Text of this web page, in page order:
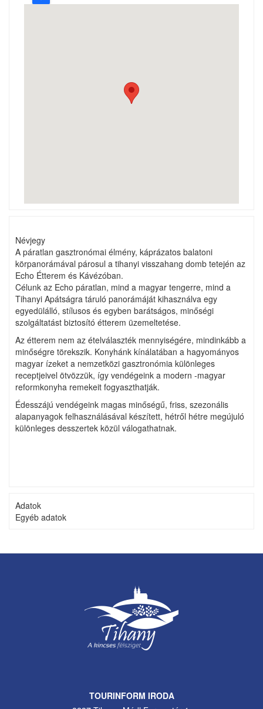
Névjegy
A páratlan gasztronómai élmény, káprázatos balatoni
körpanorámával párosul a tihanyi visszahang domb tetején az
Echo Étterem és Kávézóban.
Célunk az Echo páratlan, mind a magyar tengerre, mind a
Tihanyi Apátságra táruló panorámáját kihasználva egy
egyedülálló, stílusos és egyben barátságos, minőségi
szolgáltatást biztosító étterem üzemeltetése.
Az étterem nem az ételválaszték mennyiségére, mindinkább a
minőségre törekszik. Konyhánk kínálatában a hagyományos
magyar ízeket a nemzetközi gasztronómia különleges
receptjeivel ötvözzük, így vendégeink a modern -magyar
reformkonyha remekeit fogyaszthatják.
Édesszájú vendégeink magas minőségű, friss, szezonális
alapanyagok felhasználásával készített, hétről hétre megújuló
különleges desszertek közül válogathatnak.
Adatok
Egyéb adatok
TOURINFORM IRODA